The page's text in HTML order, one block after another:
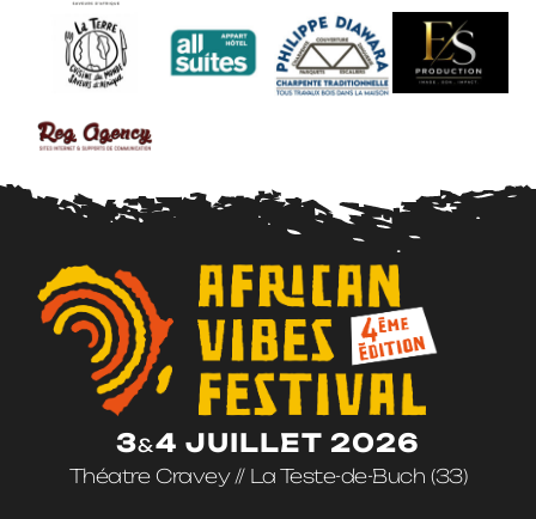
3&4 JUILLET 2026
Théatre Cravey // La Teste-de-Buch (33)